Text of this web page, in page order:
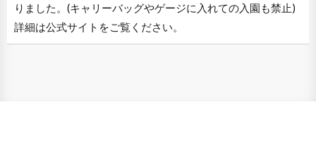
りました。(キャリーバッグやゲージに入れての入園も禁止)
詳細は公式サイトをご覧ください。